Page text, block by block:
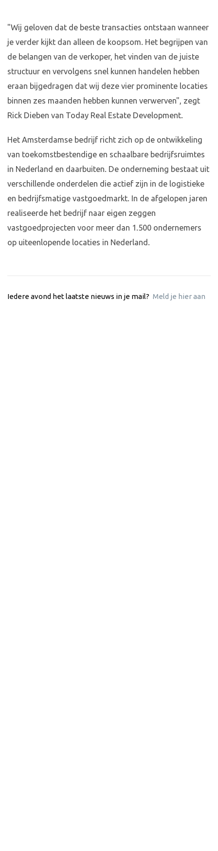
"Wij geloven dat de beste transacties ontstaan wanneer
je verder kijkt dan alleen de koopsom. Het begrijpen van
de belangen van de verkoper, het vinden van de juiste
structuur en vervolgens snel kunnen handelen hebben
eraan bijgedragen dat wij deze vier prominente locaties
binnen zes maanden hebben kunnen verwerven", zegt
Rick Dieben van Today Real Estate Development.
Het Amsterdamse bedrijf richt zich op de ontwikkeling
van toekomstbestendige en schaalbare bedrijfsruimtes
in Nederland en daarbuiten. De onderneming bestaat uit
verschillende onderdelen die actief zijn in de logistieke
en bedrijfsmatige vastgoedmarkt. In de afgelopen jaren
realiseerde het bedrijf naar eigen zeggen
vastgoedprojecten voor meer dan 1.500 ondernemers
op uiteenlopende locaties in Nederland.
Iedere avond het laatste nieuws in je mail? Meld je hier aan